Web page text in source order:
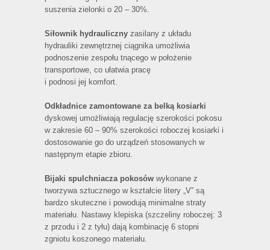
suszenia zielonki o 20 – 30%.
Siłownik hydrauliczny zasilany z układu
hydrauliki zewnętrznej ciągnika umożliwia
podnoszenie zespołu tnącego w położenie
transportowe, co ułatwia pracę
i podnosi jej komfort.
Odkładnice zamontowane za belką kosiarki
dyskowej umożliwiają regulację szerokości pokosu
w zakresie 60 – 90% szerokości roboczej kosiarki i
dostosowanie go do urządzeń stosowanych w
następnym etapie zbioru.
Bijaki spulchniacza pokosów wykonane z
tworzywa sztucznego w kształcie litery „V” są
bardzo skuteczne i powodują minimalne straty
materiału. Nastawy klepiska (szczeliny roboczej: 3
z przodu i 2 z tyłu) dają kombinację 6 stopni
zgniotu koszonego materiału.